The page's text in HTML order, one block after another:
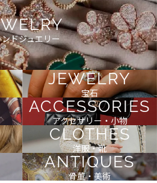
ドジュエリー
JEWELRY
宝石
ACCESSORIES
アクセサリー・小物
CLOTHES
洋服・靴
ANTIQUES
骨董・美術